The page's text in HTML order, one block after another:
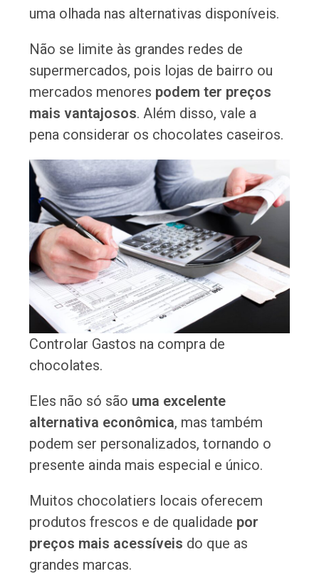
uma olhada nas alternativas disponíveis.
Não se limite às grandes redes de
supermercados, pois lojas de bairro ou
mercados menores podem ter preços
mais vantajosos. Além disso, vale a
pena considerar os chocolates caseiros.
Controlar Gastos na compra de
chocolates.
Eles não só são uma excelente
alternativa econômica, mas também
podem ser personalizados, tornando o
presente ainda mais especial e único.
Muitos chocolatiers locais oferecem
produtos frescos e de qualidade por
preços mais acessíveis do que as
grandes marcas.